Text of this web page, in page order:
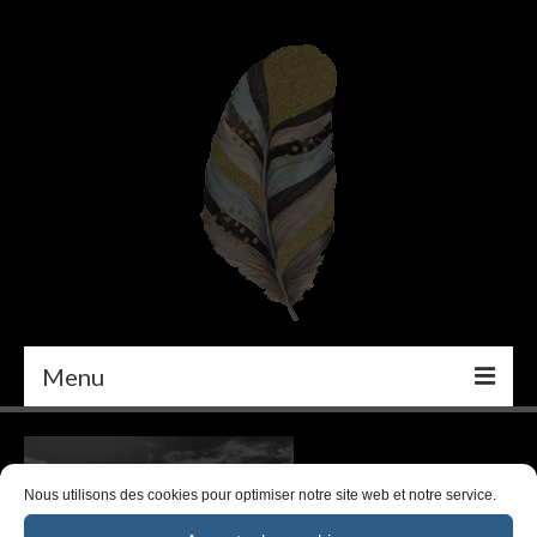
Nous utilisons des cookies pour optimiser notre site web et notre service.
Menu
PEINTURE
DÉCORATION INTÉRIEURE